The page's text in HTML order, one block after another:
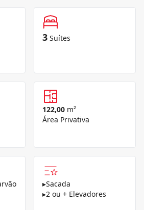
3 Suítes
122,00 m²
Área Privativa
▸Sacada
▸2 ou + Elevadores